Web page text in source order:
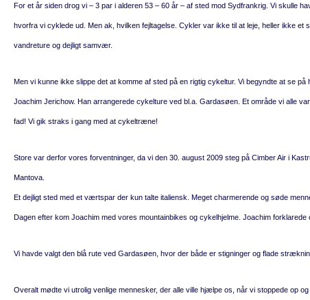
For et år siden drog vi – 3 par i alderen 53 – 60 år – af sted mod Sydfrankrig. Vi skulle
hvorfra vi cyklede ud. Men ak, hvilken fejltagelse. Cykler var ikke til at leje, heller ikke
vandreture og dejligt samvær.
Men vi kunne ikke slippe det at komme af sted på en rigtig cykeltur. Vi begyndte at se på
Joachim Jerichow. Han arrangerede cykelture ved bl.a. Gardasøen. Et område vi alle
fad! Vi gik straks i gang med at cykeltræne!
Store var derfor vores forventninger, da vi den 30. august 2009 steg på Cimber Air i
Mantova.
Et dejligt sted med et værtspar der kun talte italiensk. Meget charmerende og søde
Dagen efter kom Joachim med vores mountainbikes og cykelhjelme. Joachim
Vi havde valgt den blå rute ved Gardasøen, hvor der både er stigninger og flade
Overalt mødte vi utrolig venlige mennesker, der alle ville hjælpe os, når vi stoppede op